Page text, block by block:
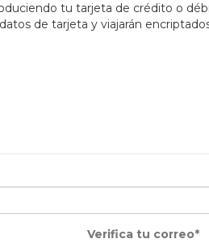
tu tarjeta de crédito o
de tarjeta y viajarán
Verifica tu correo*